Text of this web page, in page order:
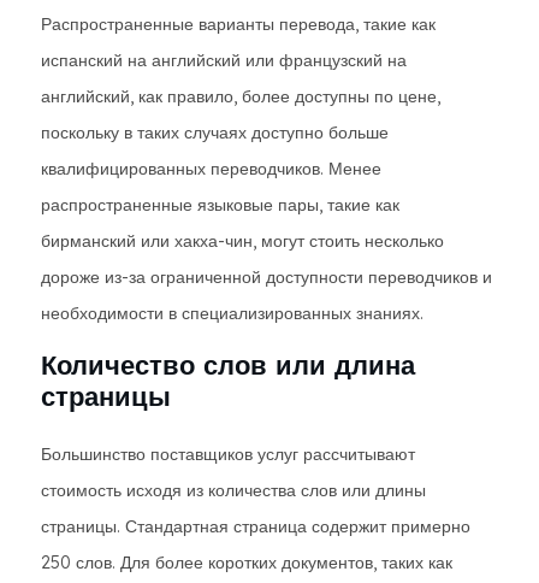
Распространенные варианты перевода, такие как
испанский на английский или французский на
английский, как правило, более доступны по цене,
поскольку в таких случаях доступно больше
квалифицированных переводчиков. Менее
распространенные языковые пары, такие как
бирманский или хакха-чин, могут стоить несколько
дороже из-за ограниченной доступности переводчиков и
необходимости в специализированных знаниях.
Количество слов или длина
страницы
Большинство поставщиков услуг рассчитывают
стоимость исходя из количества слов или длины
страницы. Стандартная страница содержит примерно
250 слов. Для более коротких документов, таких как